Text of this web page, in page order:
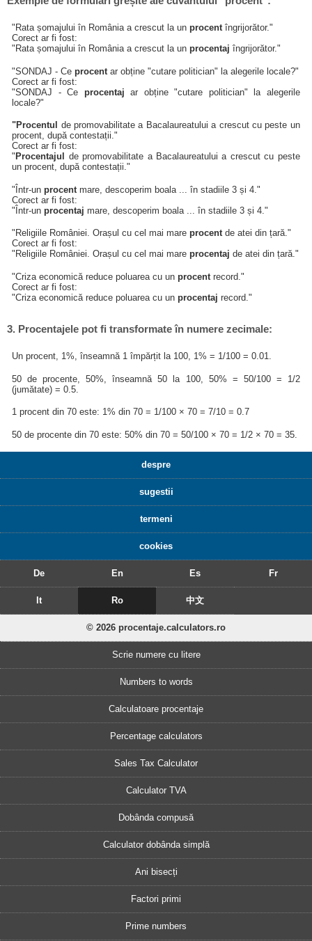
"Rata șomajului în România a crescut la unprocentîngrijorător."
Corect ar fi fost:
"Rata șomajului în România a crescut la unprocentaj îngrijorător."
"SONDAJ - Ceprocent ar obține "cutare politician" la alegerile locale?"
Corect ar fi fost:
"SONDAJ - Ce procentaj ar obține "cutare politician" la alegerile
locale?"
"Procentul
de promovabilitate a Bacalaureatului a crescut cu peste un
procent, după contestații."
Corect ar fi fost:
" Procentajul
de promovabilitate a Bacalaureatului a crescut cu peste
un procent, după contestații."
"Într-unprocent mare, descoperim boala ... în stadiile 3 și 4."
Corect ar fi fost:
"Într-unprocentaj mare, descoperim boala ... în stadiile 3 și 4."
"Religiile României. Orașul cu cel mai mareprocentde atei din țară."
Corect ar fi fost:
"Religiile României. Orașul cu cel mai mareprocentaj de atei din țară."
"Criza economică reduce poluarea cu unprocentrecord."
Corect ar fi fost:
"Criza economică reduce poluarea cu unprocentaj record."
3. Procentajele pot fi transformate în numere zecimale:
Un procent, 1%, înseamnă 1 împărțit la 100, 1% = 1/100 = 0.01.
50 de procente, 50%, înseamnă 50 la 100, 50% = 50/100 = 1/2
(jumătate) = 0.5.
1 procent din 70 este: 1% din 70 = 1/100 × 70 = 7/10 = 0.7
50 de procente din 70 este: 50% din 70 = 50/100 × 70 = 1/2 × 70 = 35.
despre
sugestii
termeni
cookies
De En Es Fr
It Ro 中文
© 2026 procentaje.calculators.ro
Scrie numere cu litere
Numbers to words
Calculatoare procentaje
Percentage calculators
Sales Tax Calculator
Calculator TVA
Dobânda compusă
Calculator dobânda simplă
Ani bisecți
Factori primi
Prime numbers